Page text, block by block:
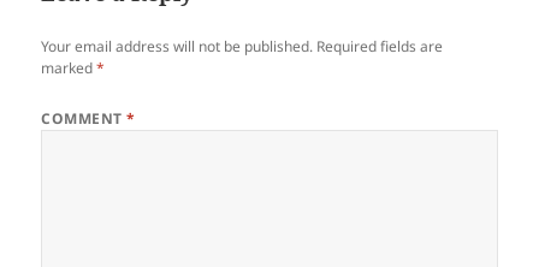
Your email address will not be published. Required fields are
marked*
COMMENT*